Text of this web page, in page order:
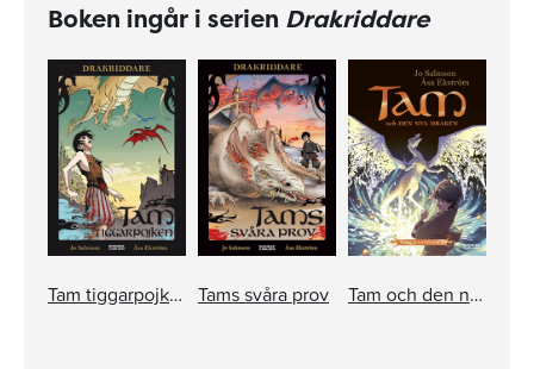
Boken ingår i serien Drakriddare
Tam tiggarpojken Tams svåra prov Tam och den nya draken. Samlingsvolym 2